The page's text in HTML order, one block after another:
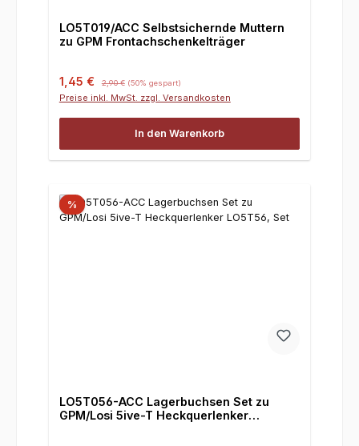
LO5T019/ACC Selbstsichernde Muttern
zu GPM Frontachschenkelträger
Verkaufspreis:
1,45 € 2,90 € (50% gespart)
Preise inkl. MwSt. zzgl. Versandkosten
In den Warenkorb
%
LO5T056-ACC Lagerbuchsen Set zu
GPM/Losi 5ive-T Heckquerlenker